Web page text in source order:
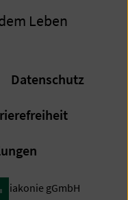
Leben
Datenschutz
gGmbH